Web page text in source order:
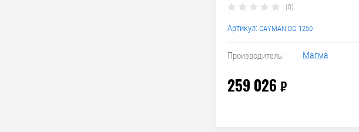
(0)
Артикул: CAYMAN DG 1250
Производитель: Магма
259 026 ₽